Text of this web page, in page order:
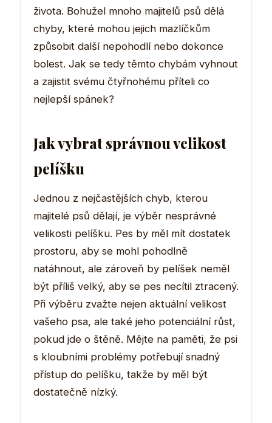
života. Bohužel mnoho majitelů psů dělá
chyby, které mohou jejich mazlíčkům
způsobit další nepohodlí nebo dokonce
bolest. Jak se tedy těmto chybám vyhnout
a zajistit svému čtyřnohému příteli co
nejlepší spánek?
Jak vybrat správnou velikost
pelíšku
Jednou z nejčastějších chyb, kterou
majitelé psů dělají, je výběr nesprávné
velikosti pelíšku. Pes by měl mít dostatek
prostoru, aby se mohl pohodlně
natáhnout, ale zároveň by pelíšek neměl
být příliš velký, aby se pes necítil ztracený.
Při výběru zvažte nejen aktuální velikost
vašeho psa, ale také jeho potenciální růst,
pokud jde o štěně. Mějte na paměti, že psi
s kloubními problémy potřebují snadný
přístup do pelíšku, takže by měl být
dostatečně nízký.